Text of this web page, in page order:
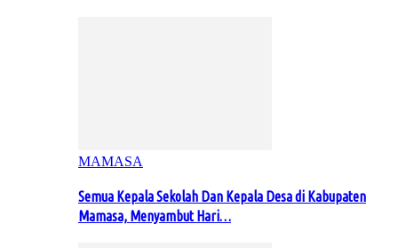
MAMASA
Semua Kepala Sekolah Dan Kepala Desa di Kabupaten
Mamasa, Menyambut Hari…